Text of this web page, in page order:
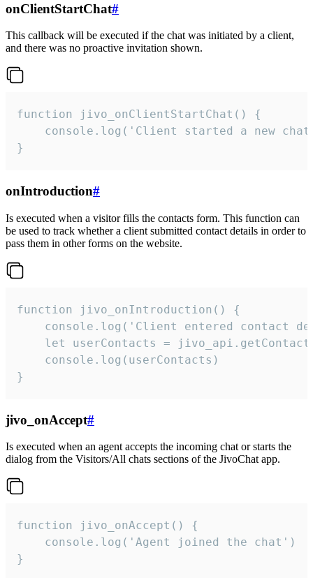
onClientStartChat#
This callback will be executed if the chat was initiated by a client,
and there was no proactive invitation shown.
function jivo_onClientStartChat() {
console.log('Client started a new
}
onIntroduction#
Is executed when a visitor fills the contacts form. This function can
be used to track whether a client submitted contact details in order to
pass them in other forms on the website.
function jivo_onIntroduction() {
console.log('Client entered contact
let userContacts =
    console.log(userContacts)
}
jivo_onAccept#
Is executed when an agent accepts the incoming chat or starts the
dialog from the Visitors/All chats sections of the JivoChat app.
function jivo_onAccept() {
}